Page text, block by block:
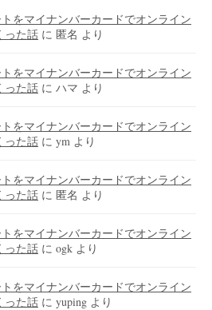
をマイナンバーカードでオンライン
った話 に 匿名 より
をマイナンバーカードでオンライン
った話 に ハマ より
をマイナンバーカードでオンライン
った話 に ym より
をマイナンバーカードでオンライン
った話 に 匿名 より
をマイナンバーカードでオンライン
った話 に ogk より
をマイナンバーカードでオンライン
った話 に yuping より